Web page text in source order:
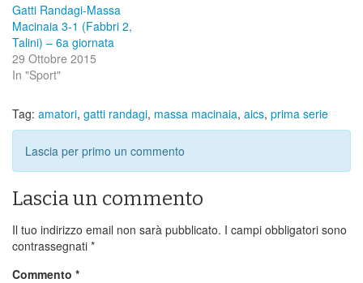
Gatti Randagi-Massa
Macinaia 3-1 (Fabbri 2,
Talini) – 6a giornata
29 Ottobre 2015
In "Sport"
Tag: amatori, gatti randagi, massa macinaia, aics, prima serie
Lascia per primo un commento
Lascia un commento
Il tuo indirizzo email non sarà pubblicato. I campi obbligatori sono
contrassegnati *
Commento *